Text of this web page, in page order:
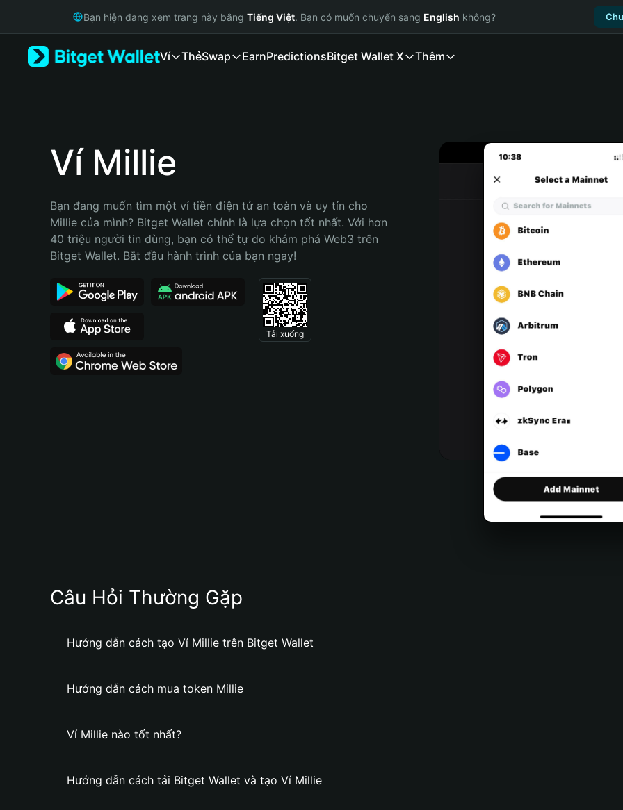
Русский
Bahasa Indonesia
Português (Brasil)
Bạn hiện đang xem trang này bằng Tiếng Việt. Bạn có muốn chuyển sang English không?
Ví ThẻSwap EarnPredictionsBitget Wallet X Thêm
Ví Millie
Bạn đang muốn tìm một ví tiền điện tử an toàn và uy tín cho
Millie của mình? Bitget Wallet chính là lựa chọn tốt nhất. Với hơn
40 triệu người tin dùng, bạn có thể tự do khám phá Web3 trên
Bitget Wallet. Bắt đầu hành trình của bạn ngay!
Tải xuống
Câu Hỏi Thường Gặp
Hướng dẫn cách tạo Ví Millie trên Bitget Wallet
Hướng dẫn cách mua token Millie
Ví Millie nào tốt nhất?
Hướng dẫn cách tải Bitget Wallet và tạo Ví Millie